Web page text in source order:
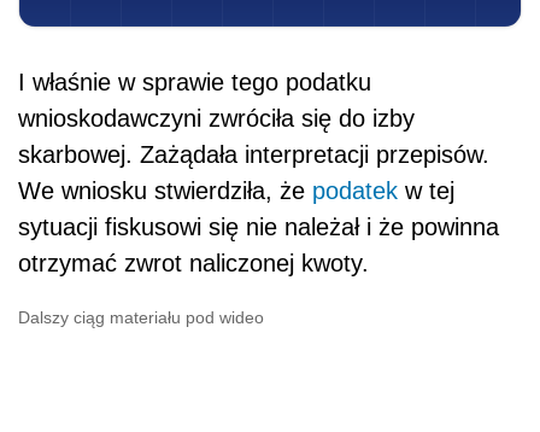
I właśnie w sprawie tego podatku
wnioskodawczyni zwróciła się do izby
skarbowej. Zażądała interpretacji przepisów.
We wniosku stwierdziła, że podatek w tej
sytuacji fiskusowi się nie należał i że powinna
otrzymać zwrot naliczonej kwoty.
Dalszy ciąg materiału pod wideo